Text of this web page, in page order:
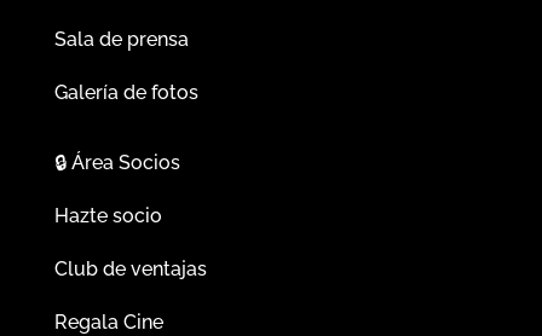
Sala de prensa
Galería de fotos
🔒Área Socios
Hazte socio
Club de ventajas
Regala Cine